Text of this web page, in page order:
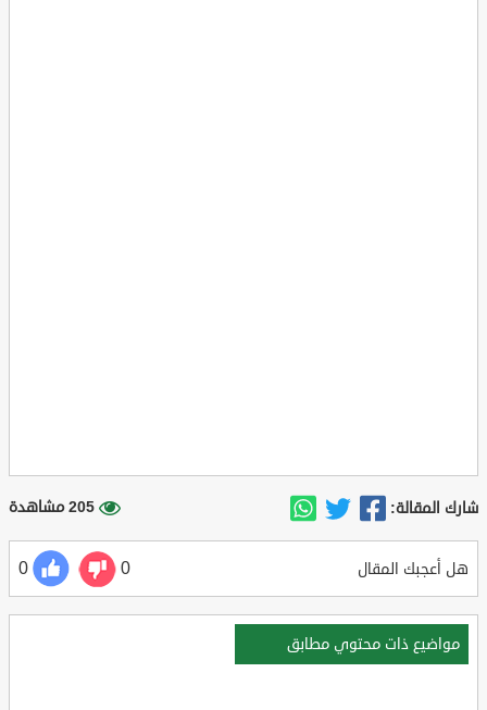
شارك المقالة: 205 مشاهدة
هل أعجبك المقال 0
0
مواضيع ذات محتوي مطابق